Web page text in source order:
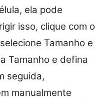
ela pode
isso, clique com o
Tamanho e
Tamanho e defina
seguida,
manualmente